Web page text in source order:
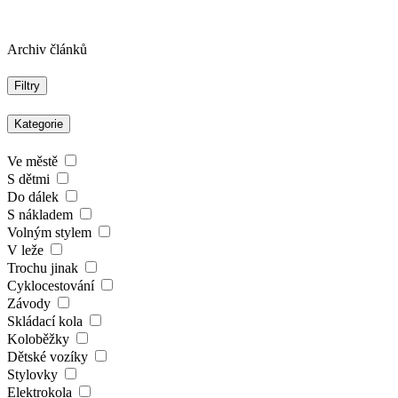
Archiv článků
Filtry
Kategorie
Ve městě
S dětmi
Do dálek
S nákladem
Volným stylem
V leže
Trochu jinak
Cyklocestování
Závody
Skládací kola
Koloběžky
Dětské vozíky
Stylovky
Elektrokola